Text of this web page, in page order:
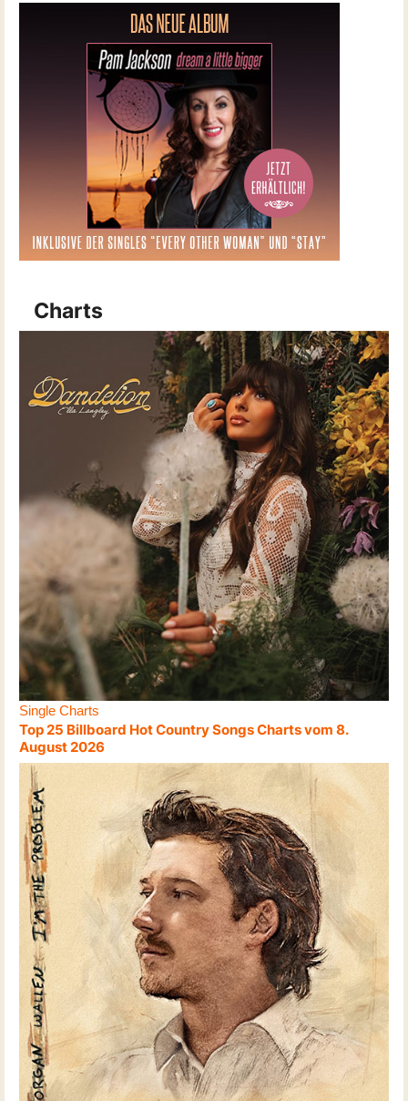
Charts
Single Charts
Top 25 Billboard Hot Country Songs Charts vom 8.
August 2026